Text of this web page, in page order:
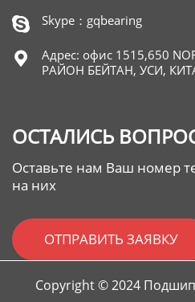
 Skype：gqbearing

Адрес: офис 1515,650
РАЙОН БЕЙТАН, УСИ,
ОСТАЛИСЬ
Оставьте нам Ваш номер
на них
ОТПРАВИТЬ ЗАЯВКУ
Copyright © 2024